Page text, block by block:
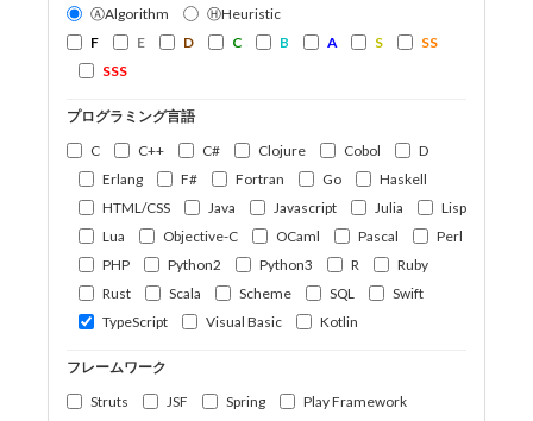
ⒶAlgorithm
ⒽHeuristic
F
E D C B A S
SS
SSS
プログラミング言語
C
C++ C# Clojure Cobol
D
Erlang
F# Fortran Go
Haskell
HTML/CSS
Java Javascript Julia
Lisp
Lua
Objective-C OCaml Pascal
Perl
PHP
Python2 Python3 R
Ruby
Rust
Scala Scheme SQL
Swift
TypeScript
Visual Basic Kotlin
フレームワーク
Struts
JSF Spring
Play Framework